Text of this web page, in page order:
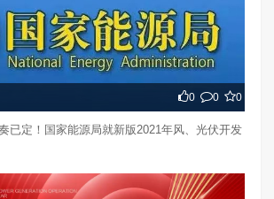
0 0 0
已定！国家能源局就新版2021年风、光伏开发